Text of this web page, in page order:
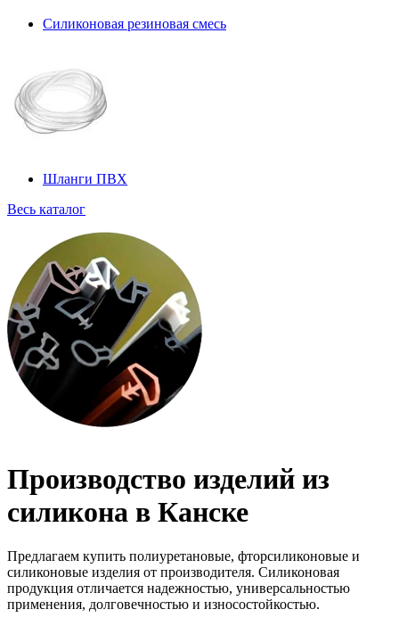
Силиконовая резиновая смесь
Шланги ПВХ
Весь каталог
Производство изделий из
силикона в Канске
Предлагаем купить полиуретановые, фторсиликоновые и
силиконовые изделия от производителя. Силиконовая
продукция отличается надежностью, универсальностью
применения, долговечностью и износостойкостью.